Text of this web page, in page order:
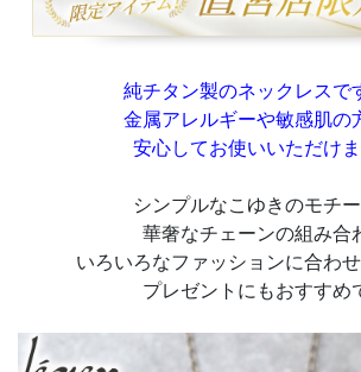
純チタン製のネックレスで
金属アレルギーや敏感肌の
安心してお使いいただけま
シンプルなこゆきのモチ
華奢なチェーンの組み合
いろいろなファッションに合わ
プレゼントにもおすすめ